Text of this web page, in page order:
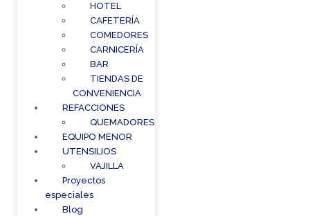
HOTEL
CAFETERÍA
COMEDORES
CARNICERÍA
BAR
TIENDAS DE
CONVENIENCIA
REFACCIONES
QUEMADORES
EQUIPO MENOR
UTENSILIOS
VAJILLA
Proyectos
especiales
Blog